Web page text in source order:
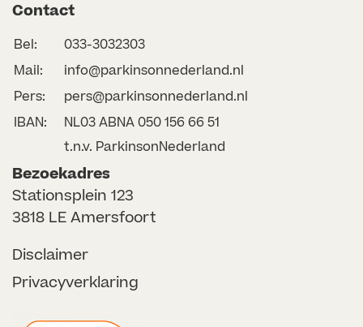
Contact
Bel:
033-3032303
Mail:
info@parkinsonnederland.nl
Pers:
pers@parkinsonnederland.nl
IBAN:
NL03 ABNA 050 156 66 51
t.n.v. ParkinsonNederland
Bezoekadres
Stationsplein 123
3818 LE Amersfoort
Disclaimer
Privacyverklaring